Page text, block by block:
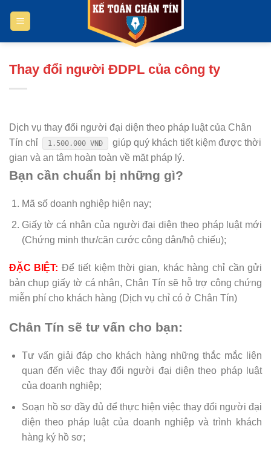
Thay đổi người ĐDPL của công ty
Dịch vụ thay đổi người đại diện theo pháp luật của Chân
Tín chỉ
1.500.000 VNĐ
giúp quý khách tiết kiệm được thời
gian và an tâm hoàn toàn về mặt pháp lý.
Bạn cần chuẩn bị những gì?
Mã số doanh nghiệp hiện nay;
Giấy tờ cá nhân của người đại diện theo pháp luật mới
(Chứng minh thư/căn cước công dân/hộ chiếu);
ĐẶC BIỆT: Để tiết kiệm thời gian, khác hàng chỉ cần gửi
bản chụp giấy tờ cá nhân, Chân Tín sẽ hỗ trợ công chứng
miễn phí cho khách hàng (Dịch vụ chỉ có ở Chân Tín)
Chân Tín sẽ tư vấn cho bạn:
Tư vấn giải đáp cho khách hàng những thắc mắc liên
quan đến việc thay đổi người đại diện theo pháp luật
của doanh nghiệp;
Soạn hồ sơ đầy đủ để thực hiện việc thay đổi người đại
diện theo pháp luật của doanh nghiệp và trình khách
hàng ký hồ sơ;